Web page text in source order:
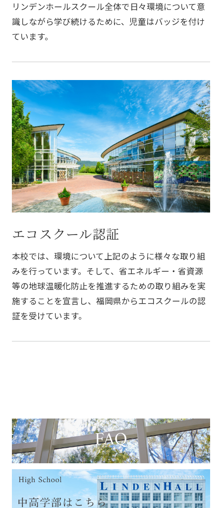
リンデンホールスクール全体で日々環境について意
識しながら学び続けるために、児童はバッジを付け
ています。
エコスクール認証
本校では、環境について上記のように様々な取り組
みを行っています。そして、省エネルギー・省資源
等の地球温暖化防止を推進するための取り組みを実
施することを宣言し、福岡県からエコスクールの認
証を受けています。